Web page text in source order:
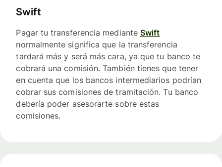
Swift
Pagar tu transferencia mediante Swift
normalmente significa que la transferencia
tardará más y será más cara, ya que tu banco te
cobrará una comisión. También tienes que tener
en cuenta que los bancos intermediarios podrían
cobrar sus comisiones de tramitación. Tu banco
debería poder asesorarte sobre estas
comisiones.